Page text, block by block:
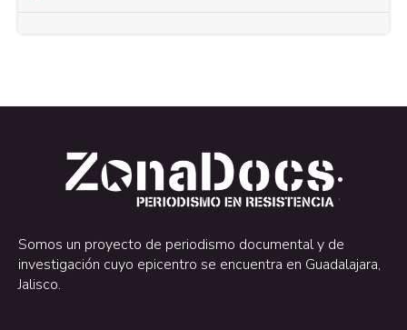
.
.
Somos un proyecto de periodismo documental y de
investigación cuyo epicentro se encuentra en Guadalajara,
Jalisco.